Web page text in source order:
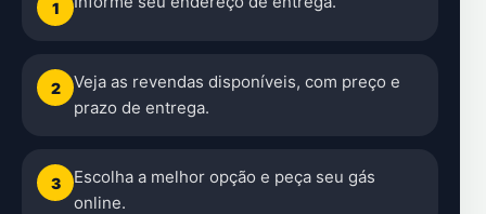
1
2
Veja as revendas disponíveis, com preço e
prazo de entrega.
3
Escolha a melhor opção e peça seu gás
online.